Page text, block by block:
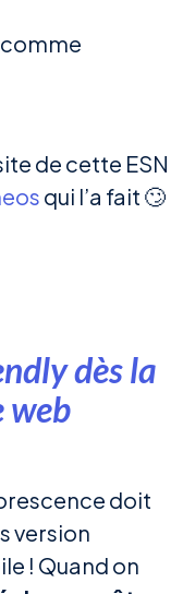
de cette ESN
qui l’a fait 🙄
dès la
web
doit
version
! Quand on